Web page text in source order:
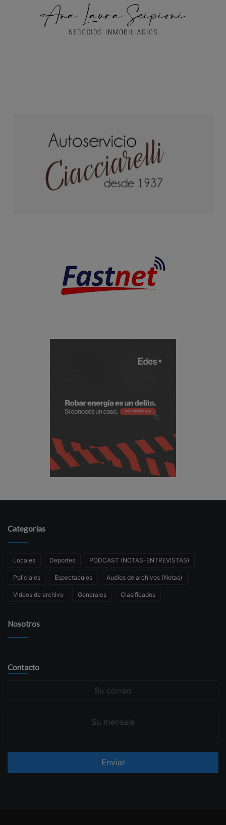
Categorías
Locales Deportes PODCAST (NOTAS-ENTREVISTAS)
Policiales Espectaculos Audios de archivos (Notas)
Videos de archivo Generales Clasificados
Nosotros
Contacto